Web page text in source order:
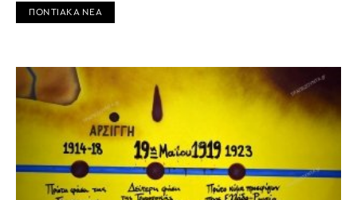
ΠΟΝΤΙΑΚΑ ΝΕΑ